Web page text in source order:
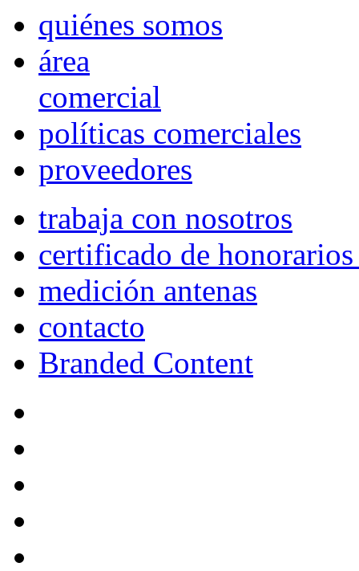
quiénes somos
área
comercial
políticas comerciales
proveedores
trabaja con nosotros
certificado de
medición antenas
contacto
Branded Content